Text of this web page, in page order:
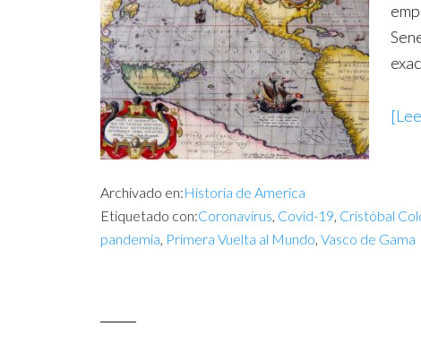
Archivado en:Historia de America
Etiquetado con:Coronavirus, Covid-19, Cristóbal
pandemia, Primera Vuelta al Mundo, Vasco de Gama